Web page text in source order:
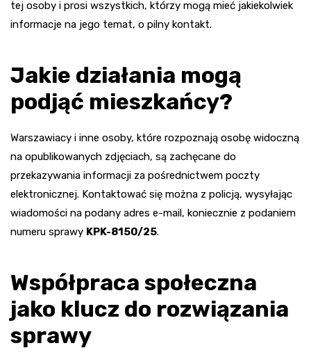
tej osoby i prosi wszystkich, którzy mogą mieć jakiekolwiek
informacje na jego temat, o pilny kontakt.
Jakie działania mogą
podjąć mieszkańcy?
Warszawiacy i inne osoby, które rozpoznają osobę widoczną
na opublikowanych zdjęciach, są zachęcane do
przekazywania informacji za pośrednictwem poczty
elektronicznej. Kontaktować się można z policją, wysyłając
wiadomości na podany adres e-mail, koniecznie z podaniem
numeru sprawy KPK-8150/25.
Współpraca społeczna
jako klucz do rozwiązania
sprawy